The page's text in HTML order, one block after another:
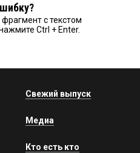
с текстом
Ctrl + Enter.
Свежий выпуск
Медиа
Кто есть кто